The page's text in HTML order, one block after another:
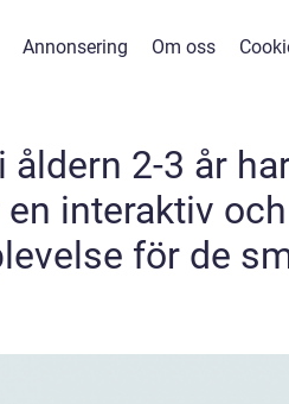
Annonsering Om oss
åldern 2-3 år
interaktiv
för de